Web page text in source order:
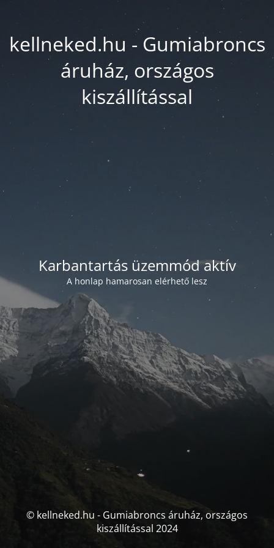
kellneked.hu - Gumiabroncs
áruház, országos
kiszállítással
Karbantartás üzemmód aktív
A honlap hamarosan elérhető lesz
© kellneked.hu - Gumiabroncs áruház, országos
kiszállítással 2024